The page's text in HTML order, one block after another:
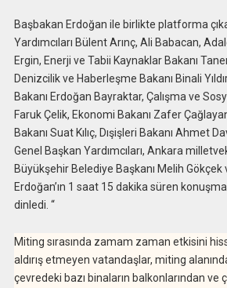
Başbakan Erdoğan ile birlikte platforma
Yardımcıları Bülent Arınç, Ali Babacan,
Ergin, Enerji ve Tabii Kaynaklar Bakanı
Denizcilik ve Haberleşme Bakanı Binali
Bakanı Erdoğan Bayraktar, Çalışma ve
Faruk Çelik, Ekonomi Bakanı Zafer
Bakanı Suat Kılıç, Dışişleri Bakanı Ahmet
Genel Başkan Yardımcıları, Ankara
Büyükşehir Belediye Başkanı Melih Gökçek
Erdoğan’ın 1 saat 15 dakika süren
dinledi. “
Miting sırasında zamam zaman etkisini
aldırış etmeyen vatandaşlar, miting
çevredeki bazı binaların balkonlarından ve